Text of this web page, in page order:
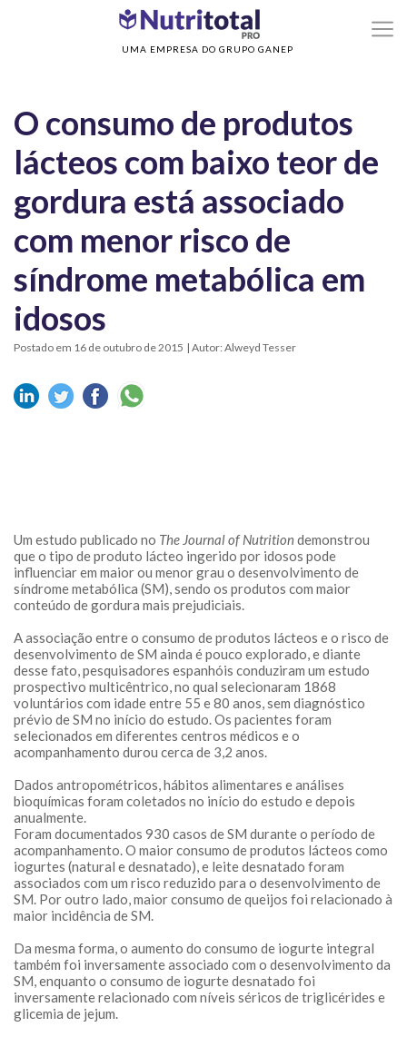
UMA EMPRESA DO GRUPO GANEP
Sem categoria> O consumo de produtos lácteos com baixo teor de
O consumo de produtos
lácteos com baixo teor de
gordura está associado
com menor risco de
síndrome metabólica em
Postado em 16 de outubro de 2015 | Autor: Alweyd Tesser
Um estudo publicado no The Journal of Nutritiondemonstrou
que o tipo de produto lácteo ingerido por idosos pode
influenciar em maior ou menor grau o desenvolvimento de
síndrome metabólica (SM), sendo os produtos com maior
conteúdo de gordura mais prejudiciais.
A associação entre o consumo de produtos lácteos e o risco de
desenvolvimento de SM ainda é pouco explorado, e diante
desse fato, pesquisadores espanhóis conduziram um estudo
prospectivo multicêntrico, no qual selecionaram 1868
voluntários com idade entre 55 e 80 anos, sem diagnóstico
prévio de SM no início do estudo. Os pacientes foram
selecionados em diferentes centros médicos e o
acompanhamento durou cerca de 3,2 anos.
Dados antropométricos, hábitos alimentares e análises
bioquímicas foram coletados no início do estudo e depois
anualmente.
Foram documentados 930 casos de SM durante o período de
acompanhamento. O maior consumo de produtos lácteos como
iogurtes (natural e desnatado), e leite desnatado foram
associados com um risco reduzido para o desenvolvimento de
SM. Por outro lado, maior consumo de queijos foi relacionado à
maior incidência de SM.
Da mesma forma, o aumento do consumo de iogurte integral
também foi inversamente associado com o desenvolvimento da
SM, enquanto o consumo de iogurte desnatado foi
inversamente relacionado com níveis séricos de triglicérides e
glicemia de jejum.